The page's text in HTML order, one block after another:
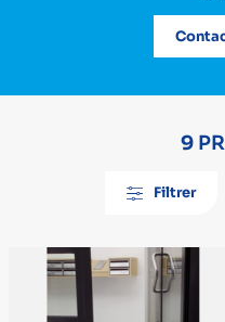
9
Filtrer
Par position
De A à Z
Prix minimum